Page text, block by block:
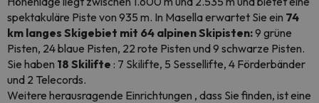
spektakuläre Piste von 935 m. In Masella erwartet Sie ein 74
km langes Skigebiet mit 64 alpinen Skipisten:9 grüne
Pisten, 24 blaue Pisten, 22 rote Pisten und 9 schwarze Pisten.
Sie haben 18 Skilifte : 7 Skilifte, 5 Sessellifte, 4 Förderbänder
und 2 Telecords.
Weitere herausragende Einrichtungen , dass Sie finden, ist eine